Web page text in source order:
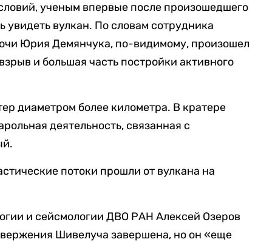
ученым впервые после произошедшего
вулкан. По словам сотрудника
Юрия Демянчука, по-видимому, произошел
и большая часть постройки активного
диаметром более километра. В кратере
деятельность, связанная с
потоки прошли от вулкана на
и сейсмологии ДВО РАН Алексей Озеров
Шивелуча завершена, но он «еще